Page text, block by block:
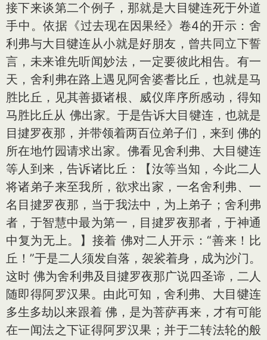
接下来谈第二个例子，那就是大目犍连死于外道
手中。依据《过去现在因果经》卷4的开示：舍
利弗与大目犍连从小就是好朋友，曾共同立下誓
言，未来谁先听闻妙法，一定要彼此相告。有一
天，舍利弗在路上遇见阿舍婆耆比丘，也就是马
胜比丘，见其善摄诸根、威仪庠序所感动，得知
马胜比丘从 佛出家。于是告诉大目犍连，也就是
目揵罗夜那，并带领着两百位弟子们，来到 佛的
所在地竹园请求出家。佛看见舍利弗、大目犍连
等人到来，告诉诸比丘：【汝等当知，今此二人
将诸弟子来至我所，欲求出家，一名舍利弗、一
名目揵罗夜那，当于我法中，为上弟子；舍利弗
者，于智慧中最为第一，目揵罗夜那者，于神通
中复为无上。】接着 佛对二人开示：“善来！比
丘！”于是二人须发自落，袈裟着身，成为沙门。
这时 佛为舍利弗及目揵罗夜那广说四圣谛，二人
随即得阿罗汉果。由此可知，舍利弗、大目犍连
多生多劫以来跟着 佛，是为菩萨再来，才有可能
在一闻法之下证得阿罗汉果；并于二转法轮的般